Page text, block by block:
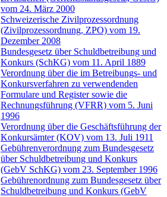
vom 24. März 2000
Schweizerische Zivilprozessordnung
(Zivilprozessordnung, ZPO) vom 19.
Dezember 2008
Bundesgesetz über Schuldbetreibung und
Konkurs (SchKG) vom 11. April 1889
Verordnung über die im Betreibungs- und
Konkursverfahren zu verwendenden
Formulare und Register sowie die
Rechnungsführung (VFRR) vom 5. Juni
1996
Verordnung über die Geschäftsführung der
Konkursämter (KOV) vom 13. Juli 1911
Gebührenverordnung zum Bundesgesetz
über Schuldbetreibung und Konkurs
(GebV SchKG) vom 23. September 1996
Gebührenordnung zum Bundesgesetz über
Schuldbetreibung und Konkurs (GebV